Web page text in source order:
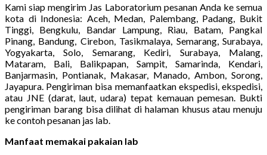
Kami siap mengirim Jas Laboratorium pesanan Anda ke semua
kota di Indonesia: Aceh, Medan, Palembang, Padang, Bukit
Tinggi, Bengkulu, Bandar Lampung, Riau, Batam, Pangkal
Pinang, Bandung, Cirebon, Tasikmalaya, Semarang, Surabaya,
Yogyakarta, Solo, Semarang, Kediri, Surabaya, Malang,
Mataram, Bali, Balikpapan, Sampit, Samarinda, Kendari,
Banjarmasin, Pontianak, Makasar, Manado, Ambon, Sorong,
Jayapura. Pengiriman bisa memanfaatkan ekspedisi, ekspedisi,
atau JNE (darat, laut, udara) tepat kemauan pemesan. Bukti
pengiriman barang bisa dilihat di halaman khusus atau menuju
ke contoh pesanan jas lab.
Manfaat memakai pakaian lab